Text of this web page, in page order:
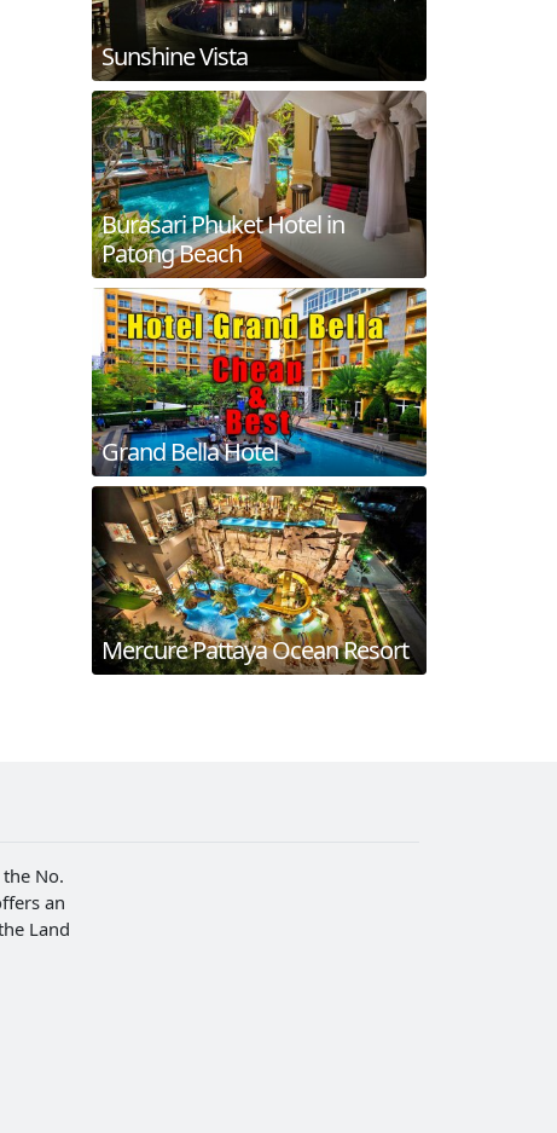
Sunshine Vista
Burasari Phuket Hotel in
Patong Beach
Grand Bella Hotel
Mercure Pattaya Ocean Resort
No.
an
Land